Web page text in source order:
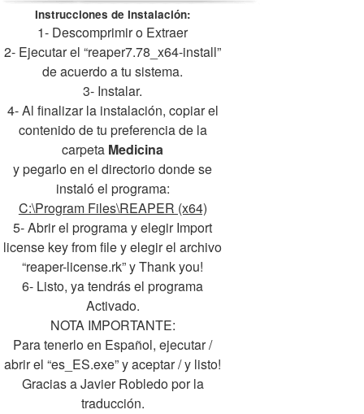
Instrucciones de Instalación:
1- Descomprimir o Extraer
2- Ejecutar el “reaper7.78_x64-install”
de acuerdo a tu sistema.
3- Instalar.
4- Al finalizar la instalación, copiar el
contenido de tu preferencia de la
carpeta Medicina
y pegarlo en el directorio donde se
instaló el programa:
C:\Program Files\REAPER (x64)
5- Abrir el programa y elegir Import
license key from file y elegir el archivo
“reaper-license.rk” y Thank you!
6- Listo, ya tendrás el programa
Activado.
NOTA IMPORTANTE:
Para tenerlo en Español, ejecutar /
abrir el “es_ES.exe” y aceptar / y listo!
Gracias a Javier Robledo por la
traducción.